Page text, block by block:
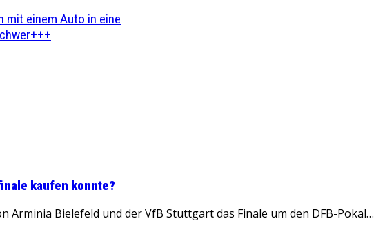
mit einem Auto in eine
kaufen konnte?
Arminia Bielefeld und der VfB Stuttgart das Finale um den DFB-Pokal…